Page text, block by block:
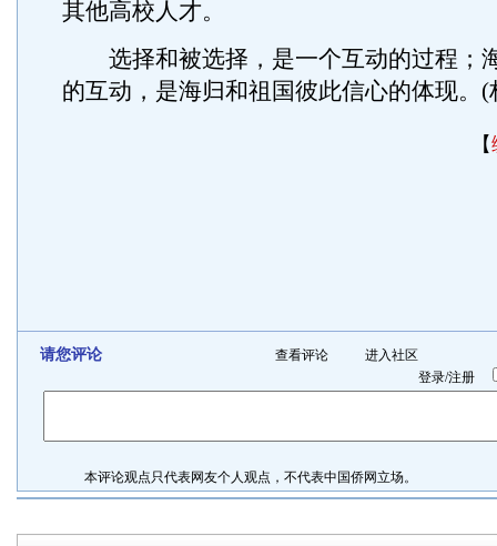
其他高校人才。
选择和被选择，是一个互动的过程；
的互动，是海归和祖国彼此信心的体现。(
【
请您评论 查看评论
进入社区
登录/注册
本评论观点只代表网友个人观点，不代表中国侨网立场。